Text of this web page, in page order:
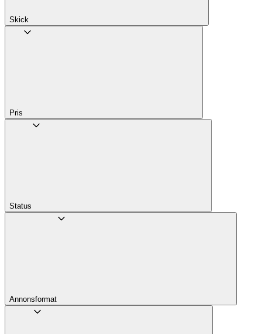
Skick
Pris
Status
Annons­format